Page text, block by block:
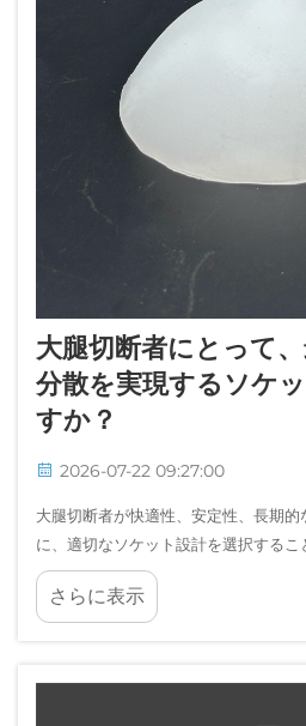
大腿切断者にとって
分散を実現するソケ
すか？
2026-07-22 09:27:00
大腿切断者が快適性、安定性、長期
に、適切なソケット設計を選択する
ットは残存肢と義足装置とのインター
者の場合、ソケット設計は…
さらに表示